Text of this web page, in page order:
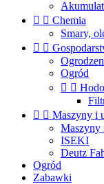
  Chemia
Smary,
 
Ogród
 
  Maszyny i
Maszyny
ISEKI
Deutz
Ogród
Zabawki